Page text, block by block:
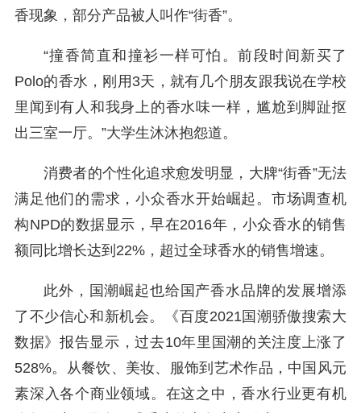
香现象，部分产品被人叫作“街香”。
“撞香简直和撞衫一样可怕。前段时间新买了
Polo的香水，刚用3天，就有几个朋友跟我说在学校
里闻到有人和我身上的香水味一样，尴尬到脚趾抠
出三室一厅。”大学生沐沐抱怨道。
消费者的个性化追求愈发明显，大牌“街香”无法
满足他们的需求，小众香水开始崛起。市场调查机
构NPD的数据显示，早在2016年，小众香水的销售
额同比增长达到22%，超过全球香水的销售增速。
此外，国潮崛起也给国产香水品牌的发展增添
了不少信心和新机会。《百度2021国潮骄傲搜索大
数据》报告显示，过去10年里国潮的关注度上涨了
528%。从餐饮、美妆、服饰到艺术作品，中国风元
素深入各个商业领域。在这之中，香水行业更有机